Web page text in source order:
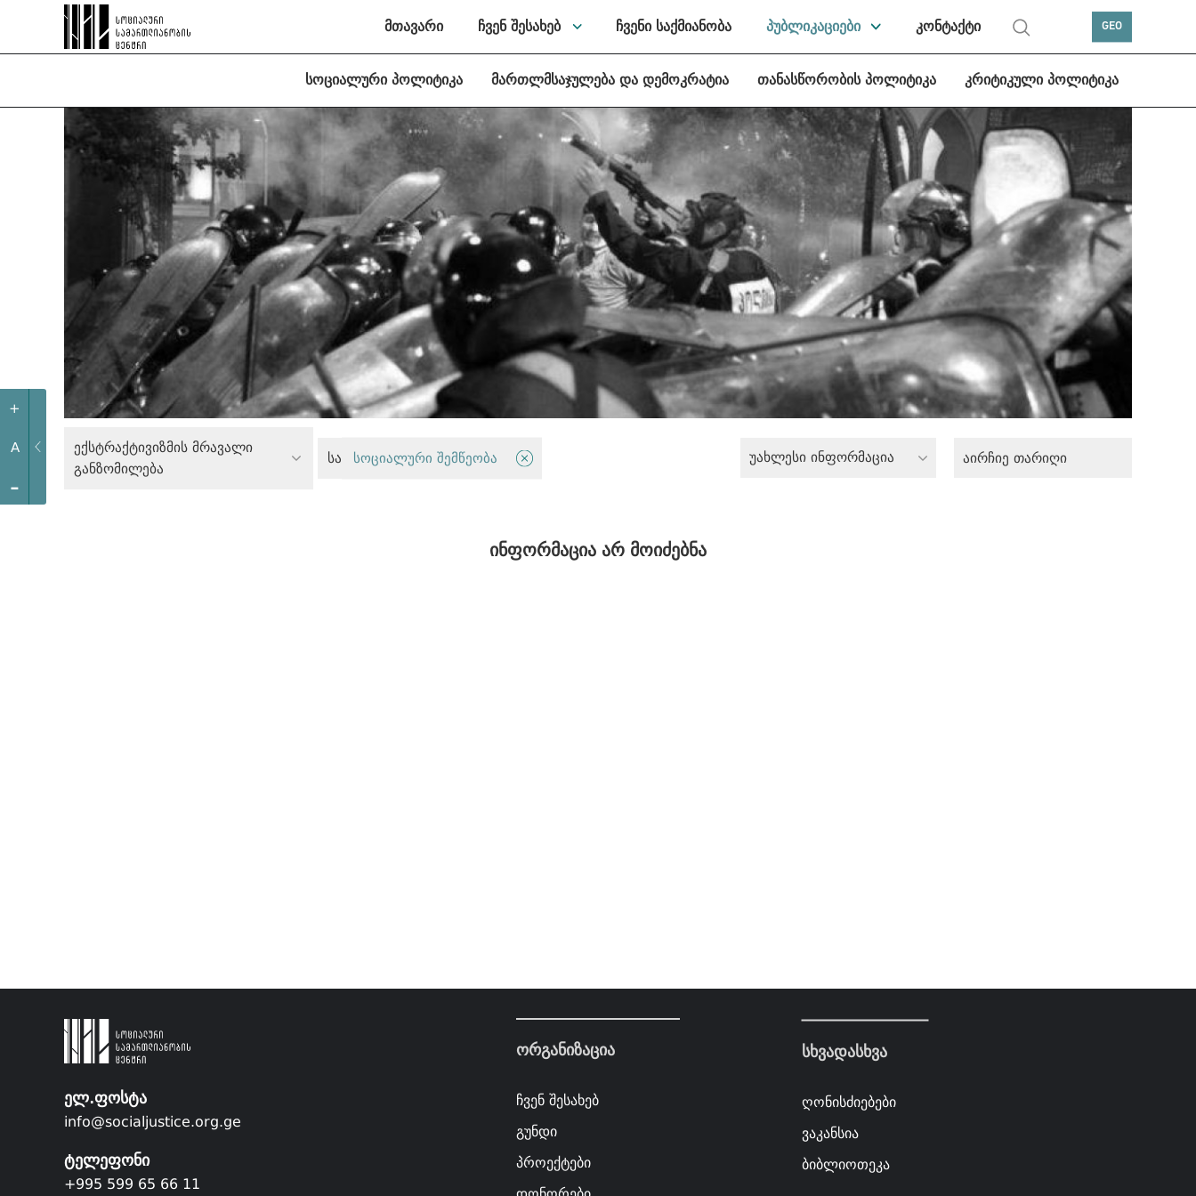
+
A
-
მთავარი ჩვენ შესახებ ჩვენი საქმიანობა პუბლიკაციები კონტაქტი GEO
სოციალური პოლიტიკა მართლმსაჯულება და დემოკრატია თანასწორობის პოლიტიკა კრიტიკული პოლიტიკა
ექსტრაქტივიზმის მრავალი
განზომილება
სამართალდამცავი სისტემა
სოციალური შემწეობა უახლესი ინფორმაცია
ინფორმაცია არ მოიძებნა
ელ.ფოსტა
info@socialjustice.org.ge
ტელეფონი
+995 599 65 66 11
ორგანიზაცია
ჩვენ შესახებ
გუნდი
პროექტები
სხვადასხვა
ღონისძიებები
ვაკანსია
ბიბლიოთეკა